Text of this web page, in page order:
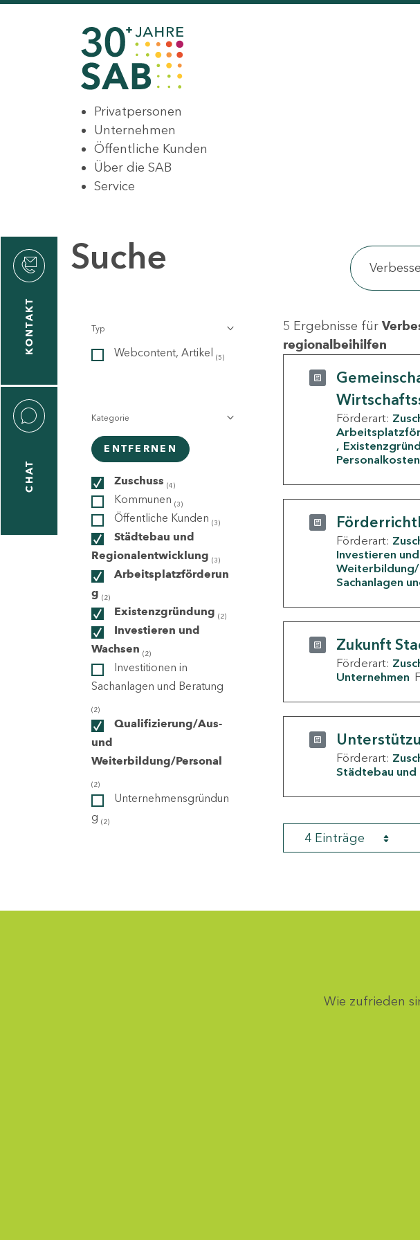
Privatpersonen
Unternehmen
Öffentliche Kunden
Über die SAB
Service
KONTAKT
CHAT
Suche
Typ
Webcontent, Artikel (5)
Kategorie
ENTFERNEN
Zuschuss (4)
Kommunen (3)
Öffentliche Kunden (3)
Städtebau und
Regionalentwicklung (3)
Arbeitsplatzförderun
g (2)
Existenzgründung (2)
Investieren und
Wachsen (2)
Investitionen in
Sachanlagen und Beratung
(2)
Qualifizierung/Aus-
und
Weiterbildung/Personal
(2)
Unternehmensgründun
g (2)
5 Ergebnisse für
regionalbeihilfen
Förderart:
Personalkosten
Förderart:
Investieren
Weiterbildung/
Sachanlagen
Zukunft
Förderart:
Unternehmen
Förderart:
Städtebau und
4 Einträge
Wie zufrieden